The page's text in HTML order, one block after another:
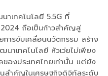
าเทคโนโลยี 5.5G ที่
ถือเป็นก้าวสำคัญสู่
ารขับเคลื่อนนวัตกรรม สร้าง
าเทคโนโลยี หัวเว่ยไม่เพียง
องประเทศไทยเท่านั้น แต่ยัง
นสำคัญในเศรษฐกิจดิจิทัลระดับ